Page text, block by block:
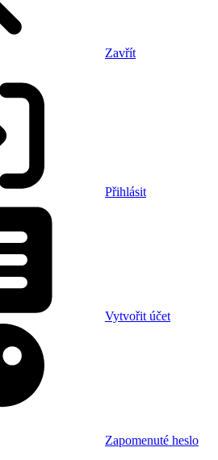
Zavřít
Přihlásit
Vytvořit účet
Zapomenuté heslo